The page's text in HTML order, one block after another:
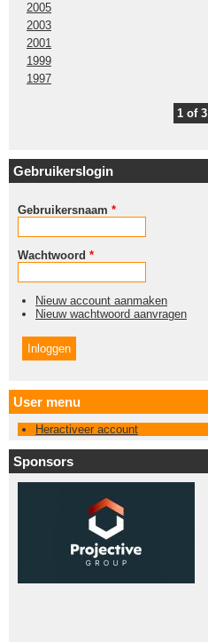
2005
2003
2001
1999
1997
1 of 3
Gebruikerslogin
Gebruikersnaam *
Wachtwoord *
Nieuw account aanmaken
Nieuw wachtwoord aanvragen
User menu
Heractiveer account
Sponsors